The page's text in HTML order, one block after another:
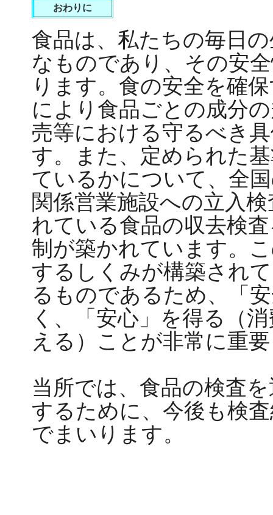
おわりに
食品は、私たちの毎日
なものであり、その安
ります。食の安全を確
により食品ごとの成分
売等における守るべき
す。また、定められた
ているかについて、全
関係営業施設への立入
れている食品の収去検
制が築かれています。
するしくみが構築され
るものであるため、「
く、「安心」を得る（
える）ことが非常に重
当所では、食品の検査
するために、今後も検
でまいります。